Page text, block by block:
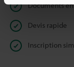
Documents
Devis rapide
Inscription